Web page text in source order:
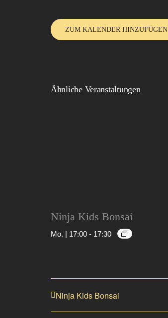
ZUM KALENDER HINZUFÜGEN
Ähnliche Veranstaltungen
Ninja Kids Bonsai
Mo. | 17:00 - 17:30
Ninja Kids Bonsai